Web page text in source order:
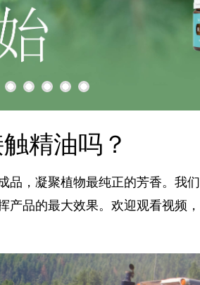
精油吗？
，凝聚植物最纯正的芳香。我
产品的最大效果。欢迎观看视频，